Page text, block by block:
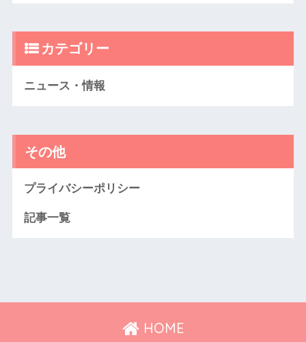
カテゴリー
ニュース・情報
その他
プライバシーポリシー
記事一覧
HOME